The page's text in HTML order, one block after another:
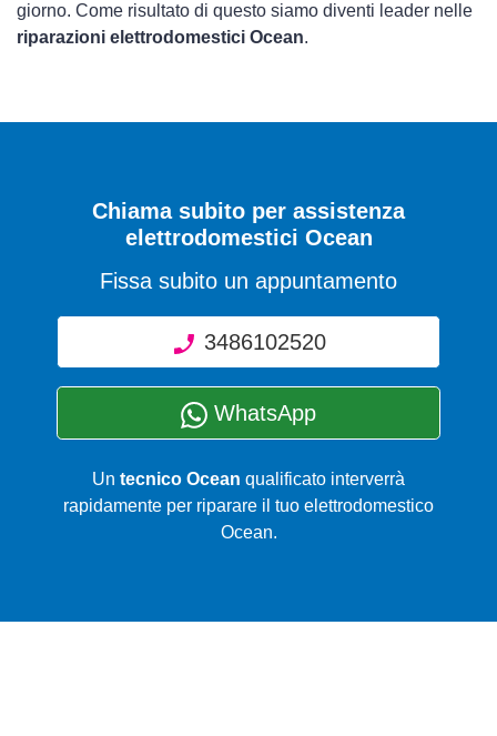
giorno. Come risultato di questo siamo diventi leader nelle
riparazioni elettrodomestici Ocean.
Chiama subito per assistenza
elettrodomestici Ocean
Fissa subito un appuntamento
3486102520
WhatsApp
Un tecnico Ocean qualificato interverrà
rapidamente per riparare il tuo elettrodomestico
Ocean.